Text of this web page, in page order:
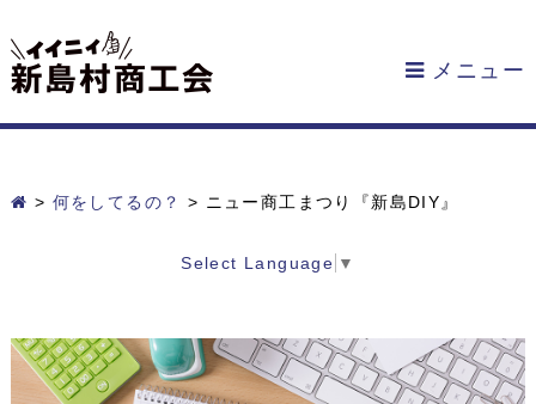
メニュー
> 何をしてるの？ > ニュー商工まつり『新島DIY』
Select Language ▼